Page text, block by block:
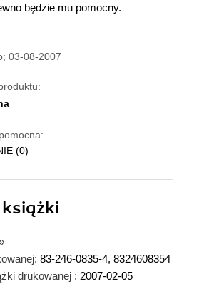
będzie mu pomocny.
03-08-2007
(0)
książki
83-246-0835-4, 8324608354
drukowanej : 2007-02-05